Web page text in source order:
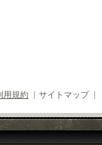
用規約 サイトマップ